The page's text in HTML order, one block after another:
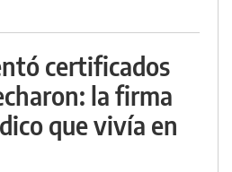
certificados
la firma
que vivía en